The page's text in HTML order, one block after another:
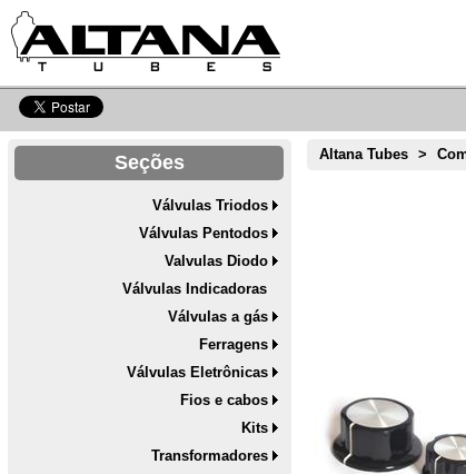
Seções
Válvulas Triodos
Válvulas Pentodos
Valvulas Diodo
Válvulas Indicadoras
Válvulas a gás
Ferragens
Válvulas Eletrônicas
Fios e cabos
Kits
Transformadores
Altana Tubes >